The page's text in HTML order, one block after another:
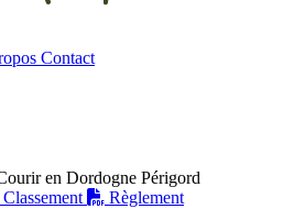
Contact
en Dordogne Périgord
Classement Règlement